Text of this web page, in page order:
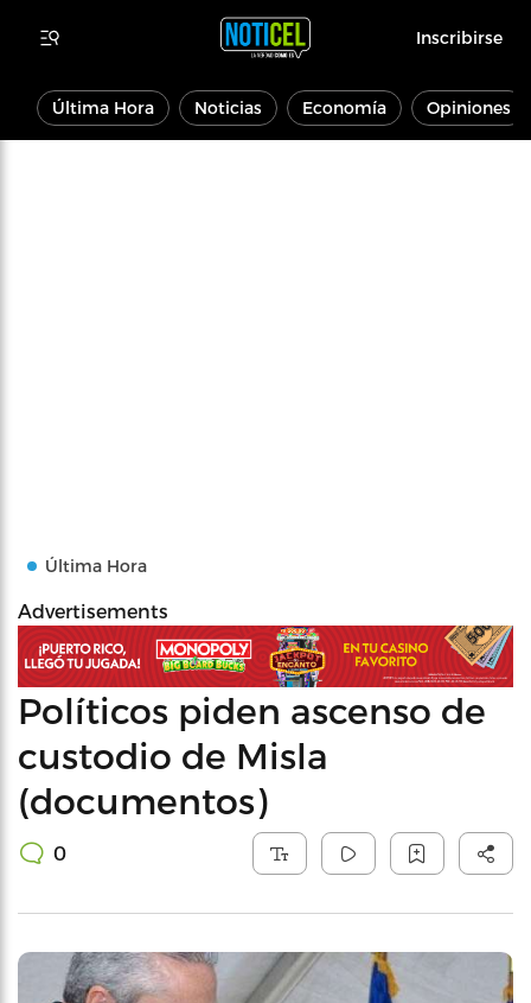
Inscribirse
Última Hora Noticias Economía Opiniones
Última Hora
Advertisements
Políticos piden ascenso de
custodio de Misla
(documentos)
0